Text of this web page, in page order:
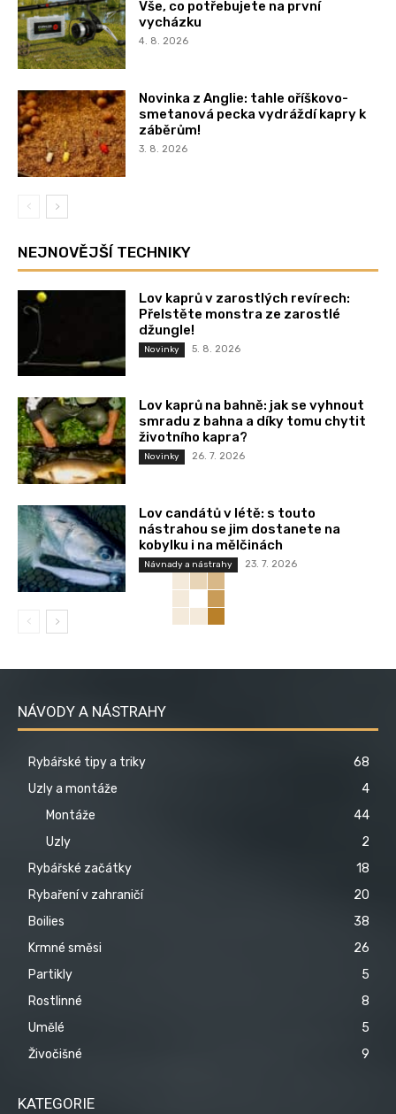
Vše, co potřebujete na první
vycházku
4. 8. 2026
Novinka z Anglie: tahle oříškovo-
smetanová pecka vydráždí kapry k
záběrům!
3. 8. 2026
NEJNOVĚJŠÍ TECHNIKY
Lov kaprů v zarostlých revírech:
Přelstěte monstra ze zarostlé
džungle!
Novinky 5. 8. 2026
Lov kaprů na bahně: jak se vyhnout
smradu z bahna a díky tomu chytit
životního kapra?
Novinky 26. 7. 2026
Lov candátů v létě: s touto
nástrahou se jim dostanete na
kobylku i na mělčinách
Návnady a nástrahy 23. 7. 2026
NÁVODY A NÁSTRAHY
Rybářské tipy a triky
68
Uzly a montáže
4
Montáže
44
Uzly
2
Rybářské začátky
18
Rybaření v zahraničí
20
Boilies
38
Krmné směsi
26
Partikly
5
Rostlinné
8
Umělé
5
Živočišné
9
KATEGORIE